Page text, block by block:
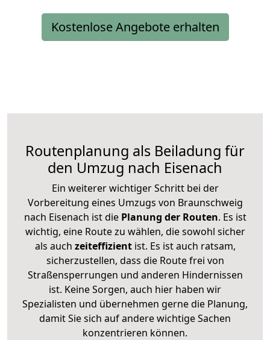
Kostenlose Angebote erhalten
Routenplanung als Beiladung für
den Umzug nach Eisenach
Ein weiterer wichtiger Schritt bei der
Vorbereitung eines Umzugs von Braunschweig
nach Eisenach ist diePlanung der Routen. Es ist
wichtig, eine Route zu wählen, die sowohl sicher
als auch zeiteffizientist. Es ist auch ratsam,
sicherzustellen, dass die Route frei von
Straßensperrungen und anderen Hindernissen
ist. Keine Sorgen, auch hier haben wir
Spezialisten und übernehmen gerne die Planung,
damit Sie sich auf andere wichtige Sachen
konzentrieren können.